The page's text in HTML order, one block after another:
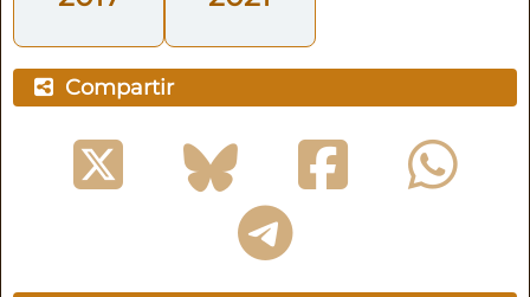
Compartir